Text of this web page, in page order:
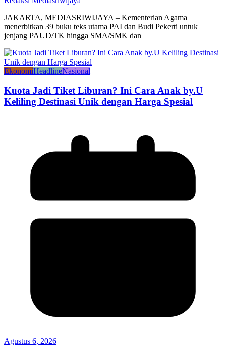
JAKARTA, MEDIASRIWIJAYA – Kementerian Agama
menerbitkan 39 buku teks utama PAI dan Budi Pekerti untuk
jenjang PAUD/TK hingga SMA/SMK dan
EkonomiHeadlineNasional
Kuota Jadi Tiket Liburan? Ini Cara Anak by.U
Keliling Destinasi Unik dengan Harga Spesial
Agustus 6, 2026